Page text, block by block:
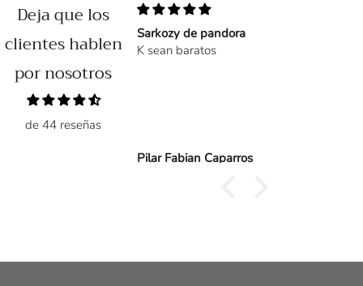
Deja que los
clientes hablen
por nosotros
de 44 reseñas
que tardó en llegar
Sarkozy de pandora
K sean baratos
Pilar Fabian Caparros